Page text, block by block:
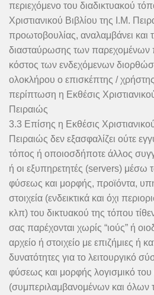
περιεχόμενο του διαδικτυακού
Χριστιανικού Βιβλίου της Ι.Μ.
προωτοβουλίας, αναλαμβάνει και
διασταύρωσης των παρεχομένων
κόστος των ενδεχόμενων
ολοκλήρου ο επισκέπτης /
περίπτωση η Εκθέσις
Πειραιώς
3.3 Επίσης η Εκθέσις
Πειραιώς δεν εξασφαλίζει ούτε
τόπος ή οποιοσδήποτε άλλος
ή οι εξυπηρετητές (servers)
φύσεως και μορφής, προϊόντα,
στοιχεία (ενδεικτικά και όχι
κλπ) του δικτυακού της τόπου
σας παρέχονται χωρίς “ιούς” ή
αρχείο ή στοιχείο με επιζήμιες ή
δυνατότητες για το λειτουργικό
φύσεως και μορφής λογισμικό
(συμπεριλαμβανομένων και όλων